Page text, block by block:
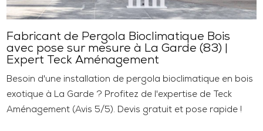
Fabricant de Pergola Bioclimatique Bois
avec pose sur mesure à La Garde (83) |
Expert Teck Aménagement
Besoin d'une installation de pergola bioclimatique en bois
exotique à La Garde ? Profitez de l'expertise de Teck
Aménagement (Avis 5/5). Devis gratuit et pose rapide !